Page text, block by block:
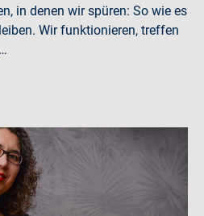
in denen wir spüren: So wie es
Wir funktionieren, treffen